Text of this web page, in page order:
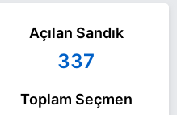
Açılan Sandık
337
Toplam Seçmen